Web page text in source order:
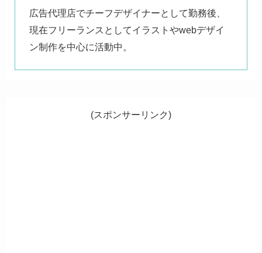
広告代理店でチーフデザイナーとして勤務後、
現在フリーランスとしてイラストやwebデザイ
ン制作を中心に活動中。
(スポンサーリンク)